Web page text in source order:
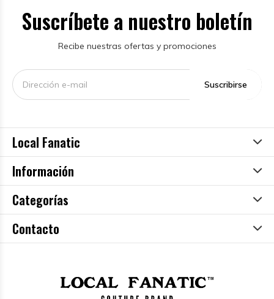
Suscríbete a nuestro boletín
Recibe nuestras ofertas y promociones
Suscribirse
Local Fanatic
Información
Categorías
Contacto